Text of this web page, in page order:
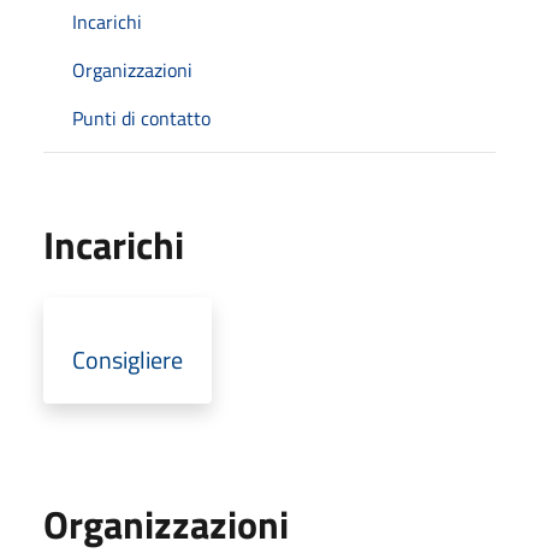
Incarichi
Organizzazioni
Punti di contatto
Incarichi
Consigliere
Organizzazioni